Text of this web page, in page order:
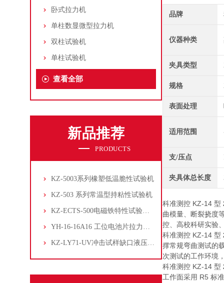
卧式拉力机
单柱数显微型拉力机
双柱试验机
单柱试验机
查看全部
新品推荐
PRODUCTS
KZ-5003系列橡塑低温脆性试验机
KZ-503 系列常温型持粘性试验机
KZ-ECTS-500电磁铁特性试验系统
YH-16-16A16 工位电池片拉力试验机
KZ-LY71-UV冲击试样缺口液压拉床
品牌
仪器种类
夹具类型
规格
表面处理
适用范围
支/压点
夹具体总长度
科准测控 KZ-14 型
曲模量、断裂挠度
控、高校科研实验
科准测控 KZ-14 型
撑常规弯曲测试的
次测试的工作环境
科准测控 KZ-14 型
工作面采用 R5 标